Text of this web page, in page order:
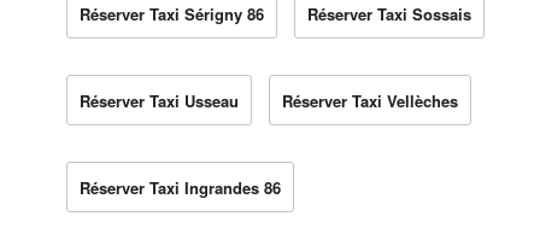
Réserver Taxi Sérigny 86 Réserver Taxi Sossais
Réserver Taxi Usseau Réserver Taxi Vellèches
Réserver Taxi Ingrandes 86